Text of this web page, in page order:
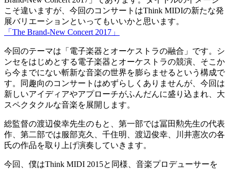
こそ違いますが、今回のコンサートはThink MIDIの新たな発
展バリエーションといってもいいかと思います。
「The Brand-New Concert 2017」
今回のテーマは「電子楽器とオーケストラの融合」です。シ
ンセをはじめとする電子楽器とオーケストラの競演、そこか
ら今までにない斬新な音楽の世界を膨らませるという構成で
す。同趣向のコンサートはめずらしくありませんが、今回は
新しいアイディアやアプローチがふんだんに盛り込まれ、大
スペクタクルな音楽を展開します。
総監督の渡辺俊幸先生のもと、第一部では冨田勲先生の代表
作、第二部では服部克久、千住明、渡辺俊幸、川井憲次の各
氏の作品を取り上げ演奏していきます。
今回、僕はThink MIDI 2015と同様、音楽プロデューサーを